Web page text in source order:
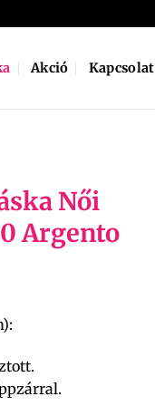
Akció Kapcsolat
Női
Argento